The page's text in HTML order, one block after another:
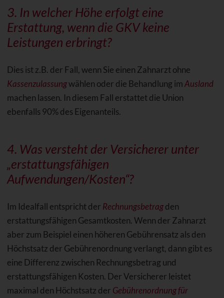
3. In welcher Höhe erfolgt eine
Erstattung, wenn die GKV keine
Leistungen erbringt?
Dies ist z.B. der Fall, wenn Sie einen Zahnarzt ohne
Kassenzulassungwählen oder die Behandlung imAusland
machen lassen. In diesem Fall erstattet die Union
ebenfalls 90% des Eigenanteils.
4. Was versteht der Versicherer unter
„erstattungsfähigen
Aufwendungen/Kosten“?
Im Idealfall entspricht der Rechnungsbetragden
erstattungsfähigen Gesamtkosten. Wenn der Zahnarzt
aber zum Beispiel einen höheren Gebührensatz als den
Höchstsatz der Gebührenordnung verlangt, dann gibt es
eine Differenz zwischen Rechnungsbetrag und
erstattungsfähigen Kosten. Der Versicherer leistet
maximal den Höchstsatz der Gebührenordnung für